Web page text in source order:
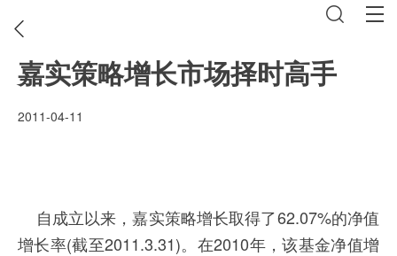
嘉实策略增长市场择时高手
2011-04-11
自成立以来，嘉实策略增长取得了62.07%的净值
增长率(截至2011.3.31)。在2010年，该基金净值增